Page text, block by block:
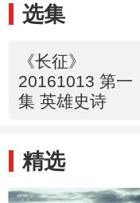
选集
《长征》
20161013 第一
集 英雄史诗
精选